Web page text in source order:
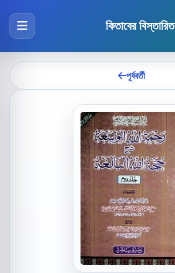
কিতাবের বিস্তারিত
পূর্ববর্তী